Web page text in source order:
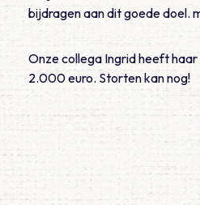
bijdragen aan dit goede doel.
Onze collega Ingrid heeft
2.000 euro. Storten kan nog!